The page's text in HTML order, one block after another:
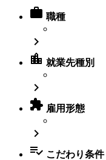
 職種

location_city 就業先種別

 雇用形態

 こだわり条件